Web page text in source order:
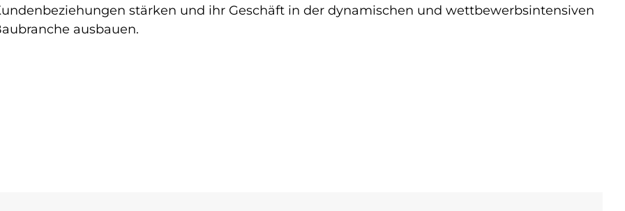
stärken und ihr Geschäft in der dynamischen und wettbewerbsintensiven
ausbauen.